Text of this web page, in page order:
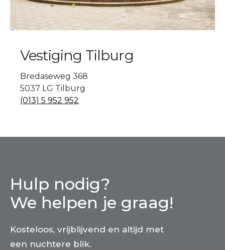
Vestiging Tilburg
Bredaseweg 368
5037 LG Tilburg
(013) 5 952 952
Hulp nodig?
We helpen je graag!
Kosteloos, vrijblijvend en altijd met
een nuchtere blik.